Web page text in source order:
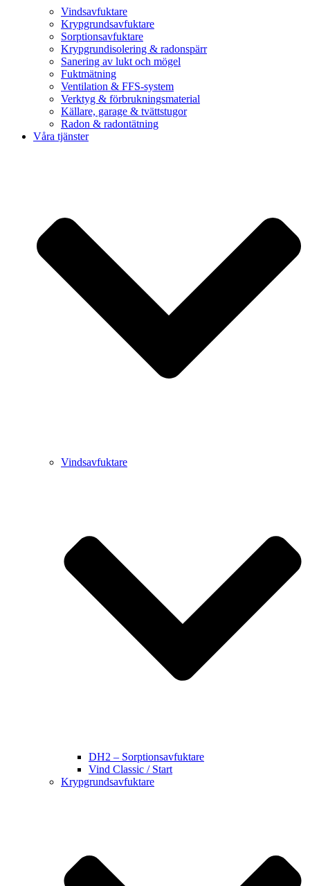
Vindsavfuktare
Krypgrundsavfuktare
Sorptionsavfuktare
Krypgrundisolering & radonspärr
Sanering av lukt och mögel
Fuktmätning
Ventilation & FFS-system
Verktyg & förbrukningsmaterial
Källare, garage & tvättstugor
Radon & radontätning
Våra tjänster
Vindsavfuktare
DH2 – Sorptionsavfuktare
Vind Classic / Start
Krypgrundsavfuktare